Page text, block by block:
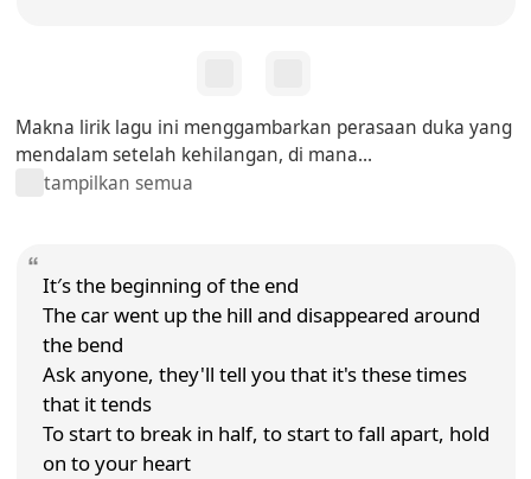
Makna lirik lagu ini menggambarkan perasaan duka yang
mendalam setelah kehilangan, di mana...
tampilkan semua
It′s the beginning of the end
The car went up the hill and disappeared around
the bend
Ask anyone, they'll tell you that it's these times
that it tends
To start to break in half, to start to fall apart, hold
on to your heart